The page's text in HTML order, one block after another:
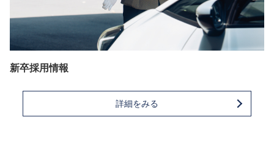
新卒採用情報
詳細をみる